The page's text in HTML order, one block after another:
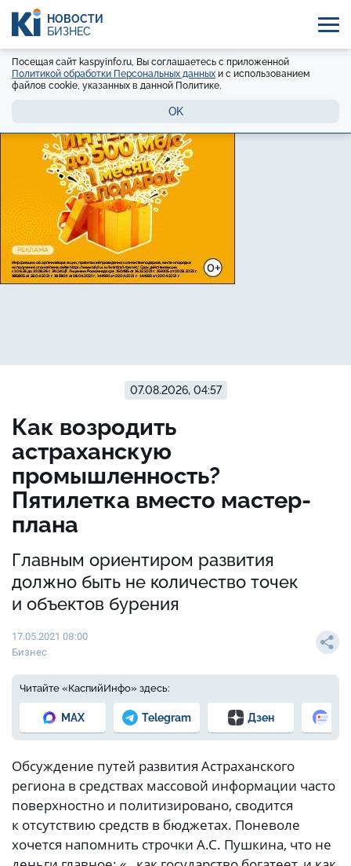
НОВОСТИ
БИЗНЕС
Посещая сайт kaspyinfo.ru, Вы соглашаетесь с приложенной
Политикой обработки Персональных данных и с использованием
файлов cookie, указанных в данной Политике.
OK
07.08.2026, 04:57
Как возродить
астраханскую
промышленность?
Пятилетка вместо мастер-
плана
Главным ориентиром развития
должно быть не количество точек
и объектов бурения
17.05.2021 08:00
Бизнес
Читайте «КаспийИнфо» здесь:
MAX Telegram Дзен
Обсуждение путей развития Астраханского
региона в средствах массовой информации часто
поверхностно и политизировано, сводится
к отсутствию средств в бюджетах. Поневоле
хочется напомнить строчки А.С. Пушкина, что не